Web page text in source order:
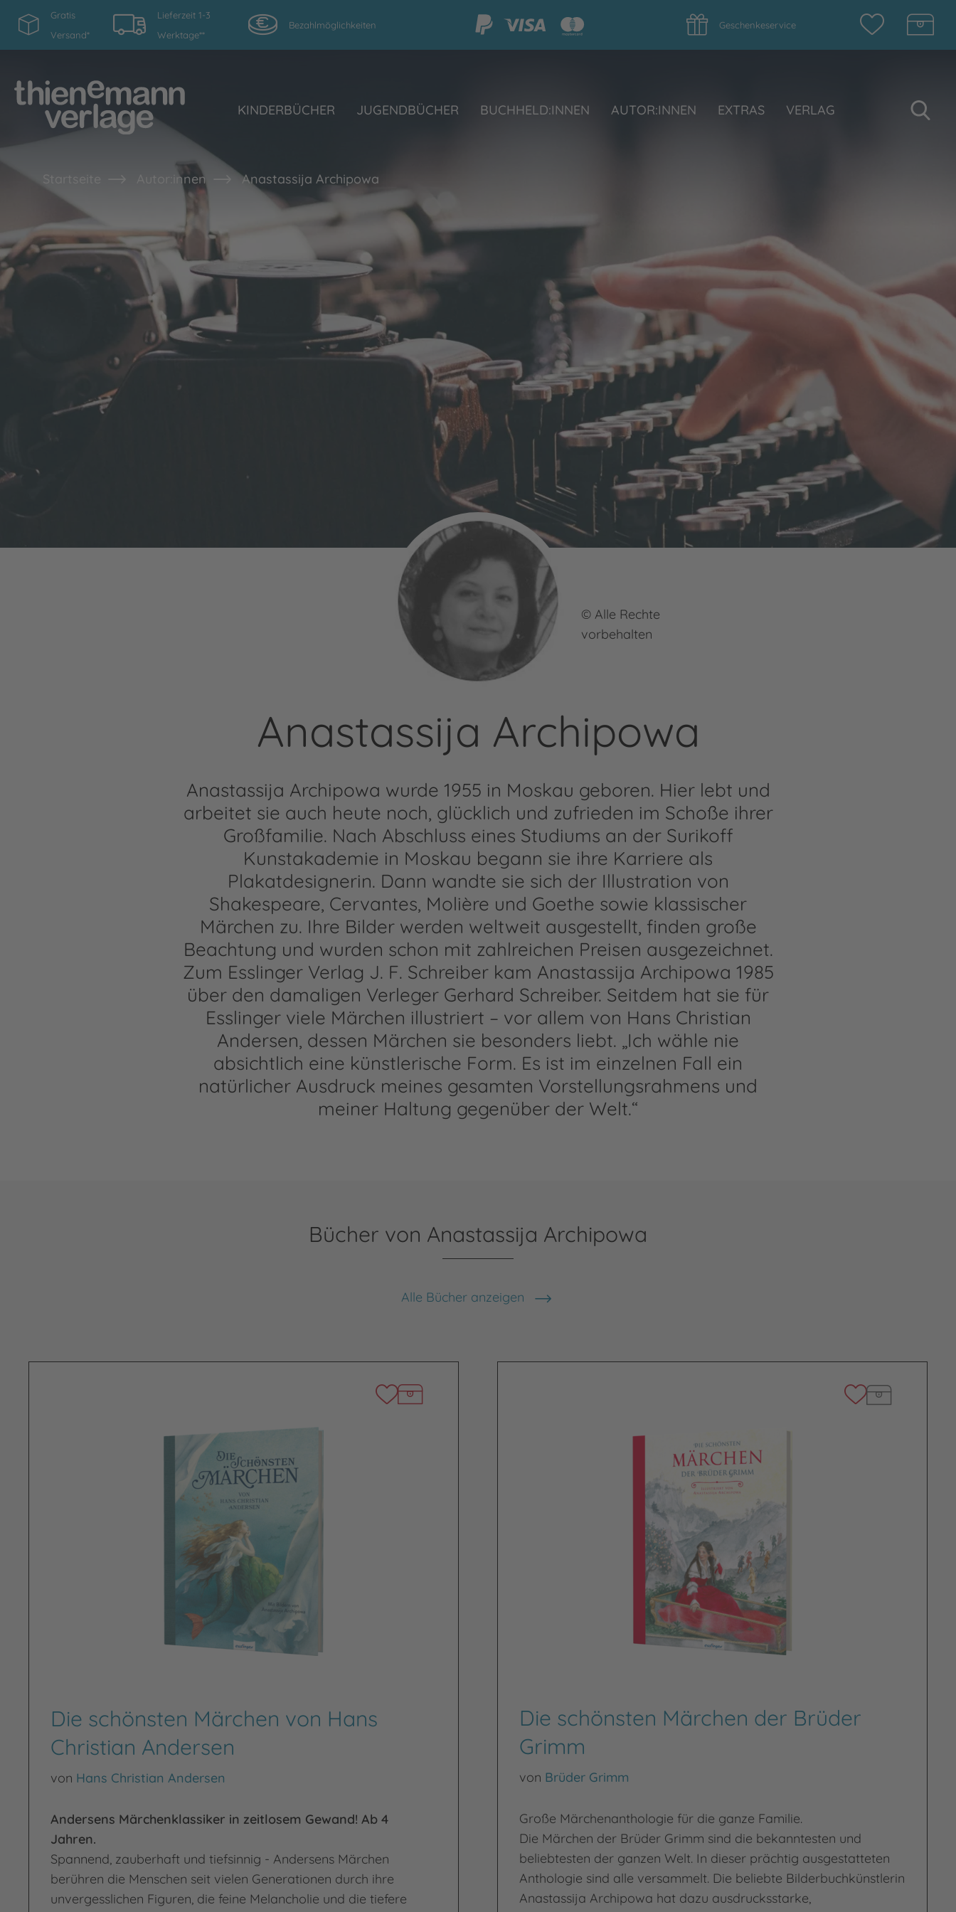
Gratis
Versand*
Lieferzeit 1-3
Werktage**
Bezahlmöglichkeiten Geschenkeservice
KINDERBÜCHER JUGENDBÜCHER BUCHHELD:INNEN AUTOR:INNEN EXTRAS VERLAG
Startseite Autor:innen Anastassija Archipowa
© Alle Rechte
vorbehalten
Anastassija Archipowa
Anastassija Archipowa wurde 1955 in Moskau geboren. Hier lebt und
arbeitet sie auch heute noch, glücklich und zufrieden im Schoße ihrer
Großfamilie. Nach Abschluss eines Studiums an der Surikoff
Kunstakademie in Moskau begann sie ihre Karriere als
Plakatdesignerin. Dann wandte sie sich der Illustration von
Shakespeare, Cervantes, Molière und Goethe sowie klassischer
Märchen zu. Ihre Bilder werden weltweit ausgestellt, finden große
Beachtung und wurden schon mit zahlreichen Preisen ausgezeichnet.
Zum Esslinger Verlag J. F. Schreiber kam Anastassija Archipowa 1985
über den damaligen Verleger Gerhard Schreiber. Seitdem hat sie für
Esslinger viele Märchen illustriert – vor allem von Hans Christian
Andersen, dessen Märchen sie besonders liebt. „Ich wähle nie
absichtlich eine künstlerische Form. Es ist im einzelnen Fall ein
natürlicher Ausdruck meines gesamten Vorstellungsrahmens und
meiner Haltung gegenüber der Welt.“
Bücher von Anastassija Archipowa
Alle Bücher anzeigen
Die schönsten Märchen von Hans
Christian Andersen
von Hans Christian Andersen
Andersens Märchenklassiker in zeitlosem Gewand! Ab 4
Jahren.
Spannend, zauberhaft und tiefsinnig - Andersens Märchen
berühren die Menschen seit vielen Generationen durch ihre
unvergesslichen Figuren, die feine Melancholie und die tiefere
Die schönsten Märchen der Brüder
Grimm
von Brüder Grimm
Große Märchenanthologie für die ganze Familie.
Die Märchen der Brüder Grimm sind die bekanntesten und
beliebtesten der ganzen Welt. In dieser prächtig ausgestatteten
Anthologie sind alle versammelt. Die beliebte Bilderbuchkünstlerin
Anastassija Archipowa hat dazu ausdrucksstarke,